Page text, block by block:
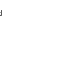
udstilling, bibliotek,